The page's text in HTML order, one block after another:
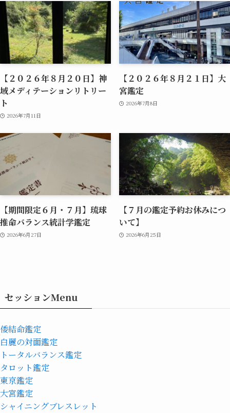
【２０２６年８月２０日】神
域メディテーションリトリー
ト
2026年7月11日
【２０２６年８月２１日】大
宮鑑定
2026年7月8日
【期間限定６月・７月】琉球
推命バランス統計学鑑定
2026年6月27日
【７月の鑑定予約お休みにつ
いて】
2026年6月25日
セッションMenu
倭結命鑑定
白麗の対面鑑定
トータルバランス鑑定
タロット鑑定
東京鑑定
大宮鑑定
シャイニングブレスレット